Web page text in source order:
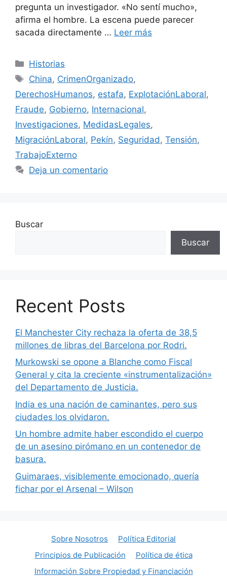
pregunta un investigador. «No sentí mucho»,
afirma el hombre. La escena puede parecer
sacada directamente … Leer más
Categorías
Historias
Etiquetas
China, CrimenOrganizado,
DerechosHumanos, estafa, ExplotaciónLaboral,
Fraude, Gobierno, Internacional,
Investigaciones, MedidasLegales,
MigraciónLaboral, Pekín, Seguridad , Tensión,
TrabajoExterno
Deja un comentario
Buscar
Buscar
Recent Posts
El Manchester City rechaza la oferta de 38,5
millones de libras del Barcelona por Rodri.
Murkowski se opone a Blanche como Fiscal
General y cita la creciente «instrumentalización»
del Departamento de Justicia.
India es una nación de caminantes, pero sus
ciudades los olvidaron.
Un hombre admite haber escondido el cuerpo
de un asesino pirómano en un contenedor de
basura.
Guimaraes, visiblemente emocionado, quería
fichar por el Arsenal – Wilson
Sobre Nosotros
Política Editorial
Principios de Publicación
Política de ética
Información Sobre Propiedad y Financiación